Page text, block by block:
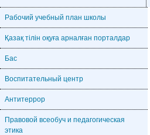
Рабочий учебный план школы
Қазақ тілін оқуға арналған порталдар
Бас
Воспитательный центр
Антитеррор
Правовой всеобуч и педагогическая
этика